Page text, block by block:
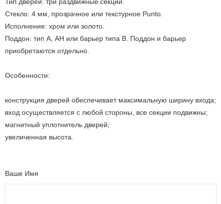
Стекло: 4 мм, прозрачное или текстурное Punto.
Исполнение: хром или золото.
Поддон: тип А, АН или барьер типа В. Поддон и барьер
приобретаются отдельно.
Особенности:
конструкция дверей обеспечивает максимальную ширину входа;
вход осуществляется с любой стороны, все секции подвижны;
магнитный уплотнитель дверей;
увеличенная высота.
Ваше Имя